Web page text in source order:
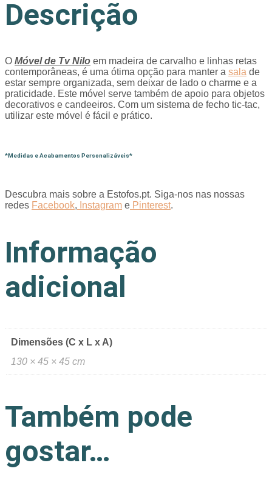
Descrição
O Móvel de Tv Nilo em madeira de carvalho e linhas retas
contemporâneas, é uma ótima opção para manter a sala de
estar sempre organizada, sem deixar de lado o charme e a
praticidade. Este móvel serve também de apoio para objetos
decorativos e candeeiros. Com um sistema de fecho tic-tac,
utilizar este móvel é fácil e prático.
*Medidas e Acabamentos Personalizáveis*
Descubra mais sobre a Estofos.pt. Siga-nos nas nossas
redes Facebook, Instagram e Pinterest.
Informação
adicional
Dimensões (C x L x A)
130 × 45 × 45 cm
Também pode
gostar…